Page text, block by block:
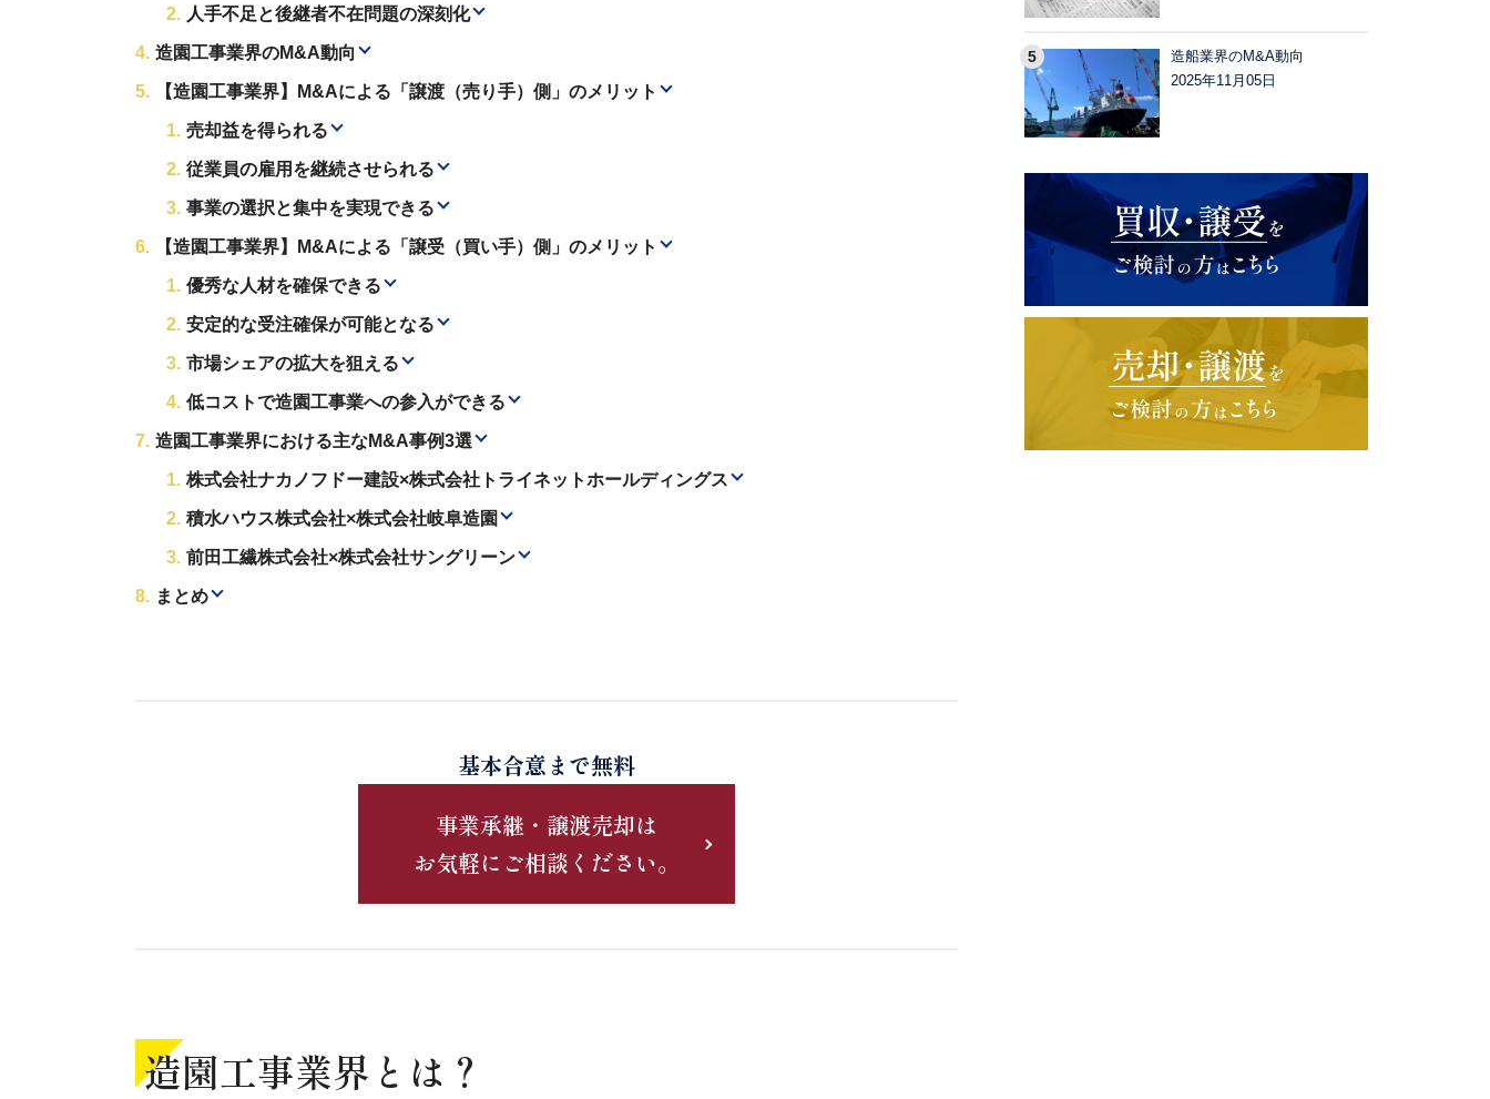
人手不足と後継者不在問題の深刻化
造園工事業界のM&A動向
【造園工事業界】M&Aによる「譲渡（売り手）側」のメリット
売却益を得られる
従業員の雇用を継続させられる
事業の選択と集中を実現できる
【造園工事業界】M&Aによる「譲受（買い手）側」のメリット
優秀な人材を確保できる
安定的な受注確保が可能となる
市場シェアの拡大を狙える
低コストで造園工事業への参入ができる
造園工事業界における主なM&A事例3選
株式会社ナカノフドー建設×株式会社トライネットホールディングス
積水ハウス株式会社×株式会社岐阜造園
前田工繊株式会社×株式会社サングリーン
まとめ
基本合意まで無料
事業承継・譲渡売却は
お気軽にご相談ください。
造園工事業界とは？
造船業界のM&A動向
2025年11月05日